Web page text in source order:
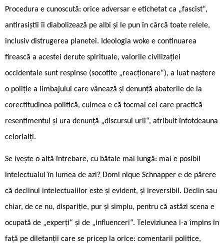
Procedura e cunoscută: orice adversar e etichetat ca „fascist“,
antirasiștii îi diabolizează pe albi și le pun în cârcă toate relele,
inclusiv distrugerea planetei. Ideologia woke e continuarea
firească a acestei derute spirituale, valorile civilizației
occidentale sunt respinse (socotite „reacționare“), a luat naștere
o poliție a limbajului care vânează și denunță abaterile de la
corectitudinea politică, culmea e că tocmai cei care practică
resentimentul și ura denunță „discursul urii“, atribuit întotdeauna
celorlalți.
Se ivește o altă întrebare, cu bătaie mai lungă: mai e posibil
intelectualul în lumea de azi? Domi ­nique Schnapper e de părere
că declinul intelectualilor este și evident, și ireversibil. Declin sau
chiar, de ce nu, dispariție, pur și simplu, pentru că astăzi scena e
ocupată de „experți“ și de „influenceri“. Televiziunea i-a împins în
față pe diletanții care se pricep la orice: comentarii politice,